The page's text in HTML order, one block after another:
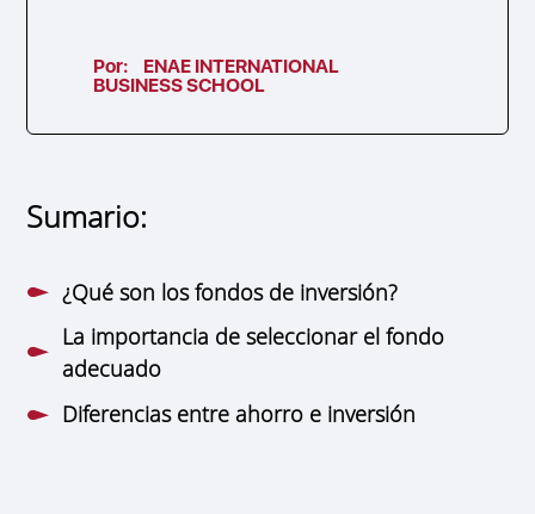
Por:
ENAE INTERNATIONAL
BUSINESS SCHOOL
Sumario:
¿Qué son los fondos de inversión?
La importancia de seleccionar el fondo
adecuado
Diferencias entre ahorro e inversión